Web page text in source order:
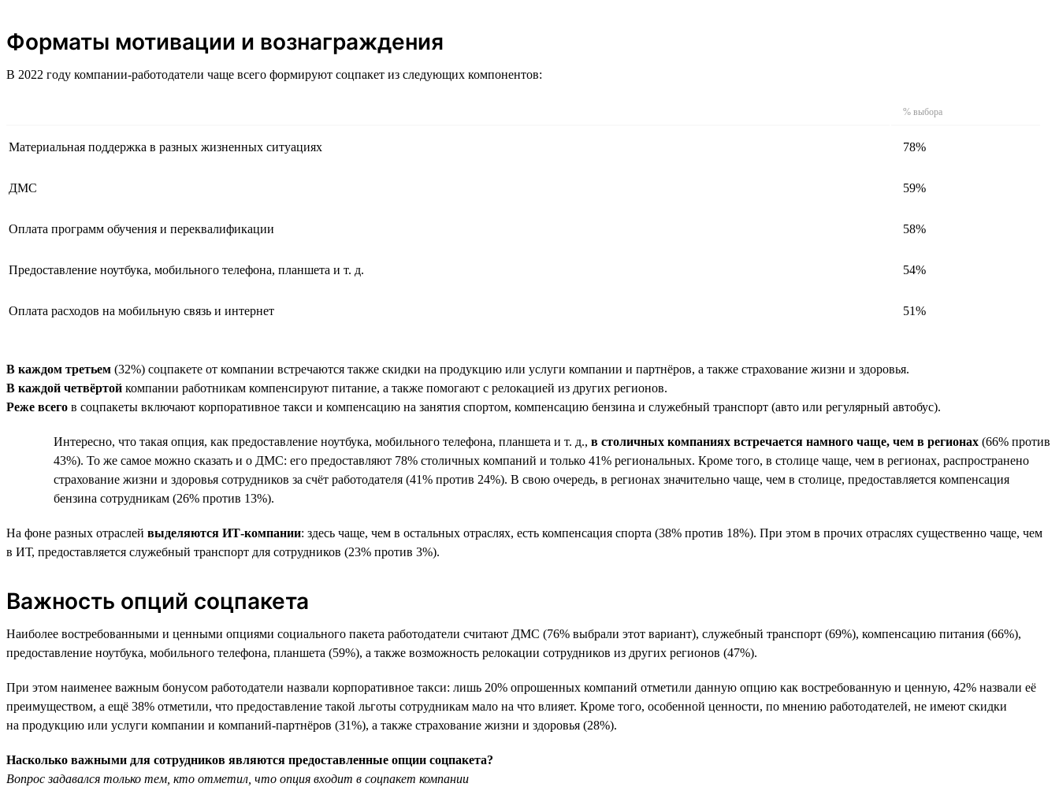
Форматы мотивации и вознаграждения
В 2022 году компании-работодатели чаще всего формируют соцпакет из следующих компонентов:
% выбора
Материальная поддержка в разных жизненных ситуациях 78%
ДМС 59%
Оплата программ обучения и переквалификации 58%
Предоставление ноутбука, мобильного телефона, планшета и т. д. 54%
Оплата расходов на мобильную связь и интернет 51%
В каждом третьем (32%) соцпакете от компании встречаются также скидки на продукцию или услуги компании и партнёров, а также страхование жизни и здоровья.
В каждой четвёртой компании работникам компенсируют питание, а также помогают с релокацией из других регионов.
Реже всего в соцпакеты включают корпоративное такси и компенсацию на занятия спортом, компенсацию бензина и служебный транспорт (авто или регулярный автобус).
Интересно, что такая опция, как предоставление ноутбука, мобильного телефона, планшета и т. д., в столичных компаниях встречается намного чаще, чем в регионах (66% против
43%). То же самое можно сказать и о ДМС: его предоставляют 78% столичных компаний и только 41% региональных. Кроме того, в столице чаще, чем в регионах, распространено
страхование жизни и здоровья сотрудников за счёт работодателя (41% против 24%). В свою очередь, в регионах значительно чаще, чем в столице, предоставляется компенсация
бензина сотрудникам (26% против 13%).
На фоне разных отраслей выделяются ИТ-компании: здесь чаще, чем в остальных отраслях, есть компенсация спорта (38% против 18%). При этом в прочих отраслях существенно чаще, чем
в ИТ, предоставляется служебный транспорт для сотрудников (23% против 3%).
Важность опций соцпакета
Наиболее востребованными и ценными опциями социального пакета работодатели считают ДМС (76% выбрали этот вариант), служебный транспорт (69%), компенсацию питания (66%),
предоставление ноутбука, мобильного телефона, планшета (59%), а также возможность релокации сотрудников из других регионов (47%).
При этом наименее важным бонусом работодатели назвали корпоративное такси: лишь 20% опрошенных компаний отметили данную опцию как востребованную и ценную, 42% назвали её
преимуществом, а ещё 38% отметили, что предоставление такой льготы сотрудникам мало на что влияет. Кроме того, особенной ценности, по мнению работодателей, не имеют скидки
на продукцию или услуги компании и компаний-партнёров (31%), а также страхование жизни и здоровья (28%).
Насколько важными для сотрудников являются предоставленные опции соцпакета?
Вопрос задавался только тем, кто отметил, что опция входит в соцпакет компании